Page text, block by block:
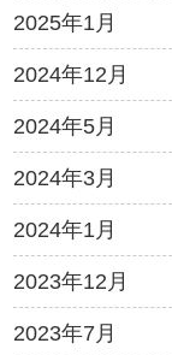
2025年1月
2024年12月
2024年5月
2024年3月
2024年1月
2023年12月
2023年7月